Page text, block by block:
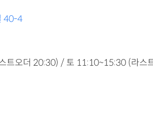
40-4
트오더 20:30) / 토 11:10~15:30 (라스